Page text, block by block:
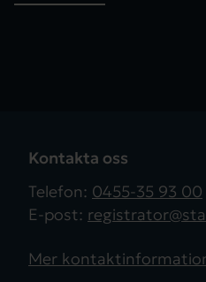
Kontakta oss
Telefon: 0455-35 93 00
E-post:
Mer